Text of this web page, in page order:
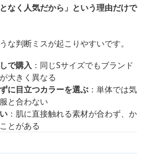
となく人気だから」という理由だけで
な判断ミスが起こりやすいです。
で購入 ：同じSサイズでもブランド
大きく異なる
に目立つカラーを選ぶ ：単体では気
と合わない
：肌に直接触れる素材が合わず、か
とがある